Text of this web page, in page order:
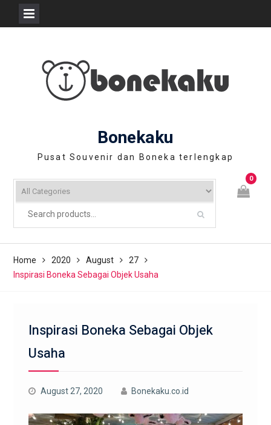
Bonekaku
Pusat Souvenir dan Boneka terlengkap
0
Home 2020 August
27
Inspirasi Boneka Sebagai Objek Usaha
Inspirasi Boneka Sebagai Objek
Usaha
August 27, 2020 Bonekaku.co.id